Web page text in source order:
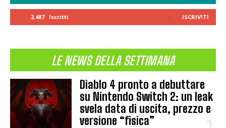
2,487 Iscritti ISCRIVITI
LE NEWS DELLA SETTIMANA
Diablo 4 pronto a debuttare
su Nintendo Switch 2: un leak
svela data di uscita, prezzo e
versione “fisica”